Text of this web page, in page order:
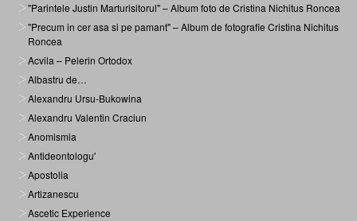
"Parintele Justin Marturisitorul" – Album foto de Cristina Nichitus Roncea
"Precum in cer asa si pe pamant" – Album de fotografie Cristina Nichitus
Roncea
Acvila – Pelerin Ortodox
Albastru de…
Alexandru Ursu-Bukowina
Alexandru Valentin Craciun
Anomismia
Antideontologu'
Apostolia
Artizanescu
Ascetic Experience